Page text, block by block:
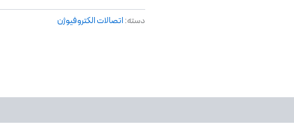
دسته:اتصالات الکتروفیوژن